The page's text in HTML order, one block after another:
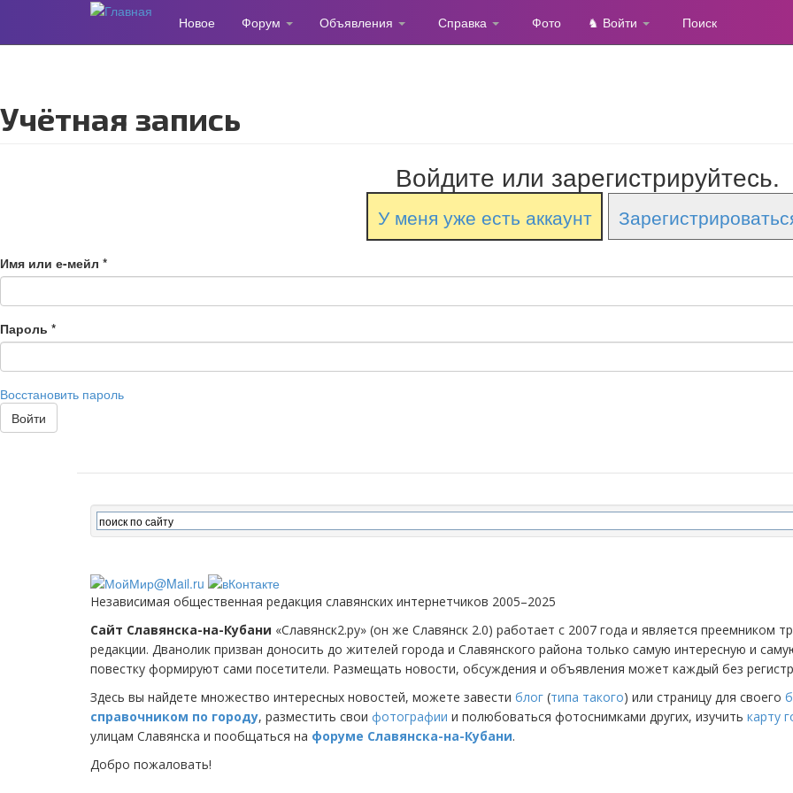
содержанию
Новое Форум Объявления Справка Фото ♞ Войти Поиск
Учётная запись
Войдите или зарегистрируйтесь.
У меня уже есть аккаунт
Имя или е-мейл *
Пароль *
Восстановить пароль
Войти
Независимая общественная редакция славянских интернетчиков 2005–2025
Сайт Славянска-на-Кубани «Славянск2.ру» (он же Славянск 2.0) работает с 2007 года и является преемником
редакции. Дванолик призван доносить до жителей города и Славянского района только самую интересную и
повестку формируют сами посетители. Размещать новости, обсуждения и объявления может каждый без
Здесь вы найдете множество интересных новостей, можете завести блог (типа такого) или страницу для своего
справочником по городу, разместить свои фотографии и полюбоваться фотоснимками других, изучить карту
улицам Славянска и пообщаться на форуме Славянска-на-Кубани.
Добро пожаловать!